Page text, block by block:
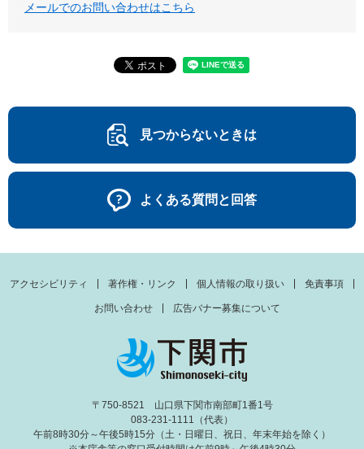
メールでのお問い合わせはこちら
見つからないときは
よくある質問と回答
アクセシビリティ 著作権・リンク 個人情報の取り扱い 免責事項
お問い合わせ 広告バナー募集について
〒750-8521 山口県下関市南部町1番1号
083-231-1111（代表）
午前8時30分～午後5時15分（土・日曜日、祝日、年末年始を除く）